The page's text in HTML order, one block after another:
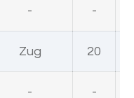
- -
Zug 20
- -